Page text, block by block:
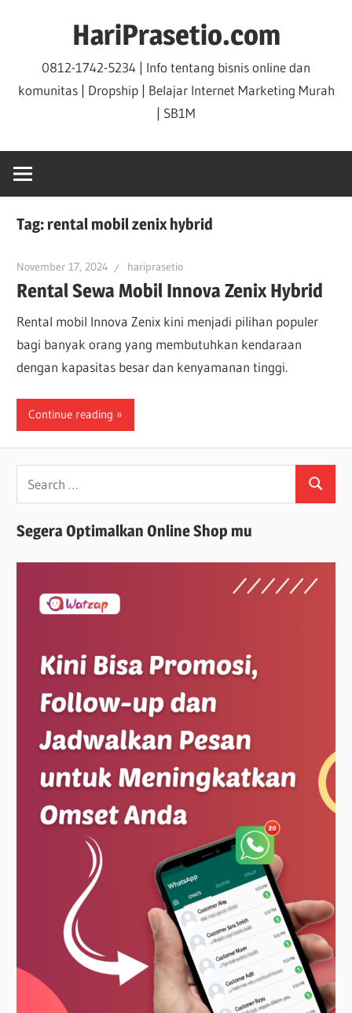
HariPrasetio.com
0812-1742-5234 | Info tentang bisnis online dan
komunitas | Dropship | Belajar Internet Marketing Murah
| SB1M
Tag:rental mobil zenix hybrid
November 17, 2024 hariprasetio
Rental Sewa Mobil Innova Zenix Hybrid
Rental mobil Innova Zenix kini menjadi pilihan populer
bagi banyak orang yang membutuhkan kendaraan
dengan kapasitas besar dan kenyamanan tinggi.
Continue reading
Search
Segera Optimalkan Online Shop mu